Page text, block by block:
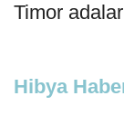
Timor
Hibya